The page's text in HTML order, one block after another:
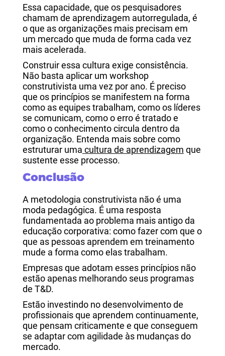
Essa capacidade, que os pesquisadores
chamam de aprendizagem autorregulada, é
o que as organizações mais precisam em
um mercado que muda de forma cada vez
mais acelerada.
Construir essa cultura exige consistência.
Não basta aplicar um workshop
construtivista uma vez por ano. É preciso
que os princípios se manifestem na forma
como as equipes trabalham, como os líderes
se comunicam, como o erro é tratado e
como o conhecimento circula dentro da
organização. Entenda mais sobre como
estruturar uma cultura de aprendizagem que
sustente esse processo.
Conclusão
A metodologia construtivista não é uma
moda pedagógica. É uma resposta
fundamentada ao problema mais antigo da
educação corporativa: como fazer com que o
que as pessoas aprendem em treinamento
mude a forma como elas trabalham.
Empresas que adotam esses princípios não
estão apenas melhorando seus programas
de T&D.
Estão investindo no desenvolvimento de
profissionais que aprendem continuamente,
que pensam criticamente e que conseguem
se adaptar com agilidade às mudanças do
mercado.